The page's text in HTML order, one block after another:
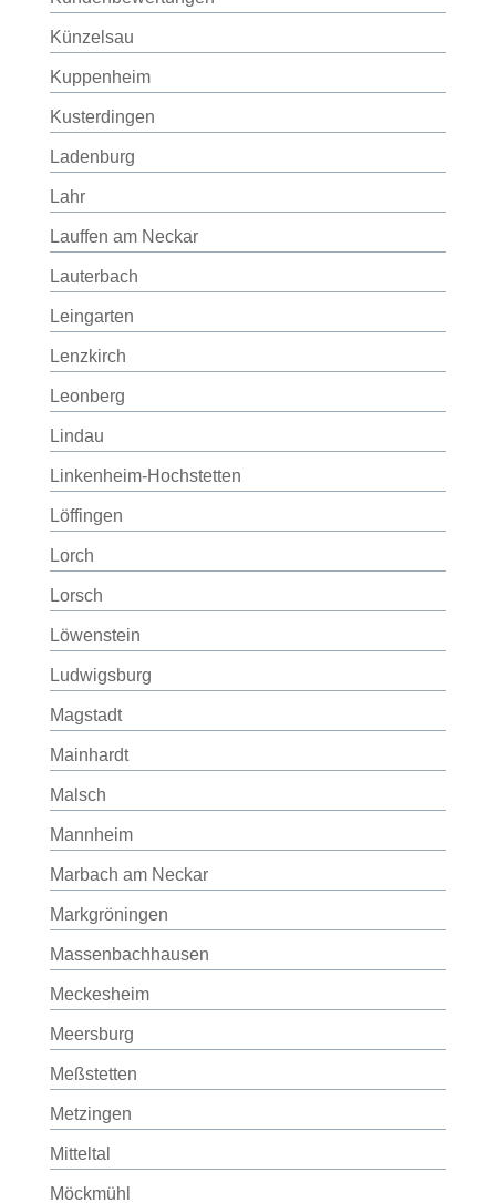
Künzelsau
Kuppenheim
Kusterdingen
Ladenburg
Lahr
Lauffen am Neckar
Lauterbach
Leingarten
Lenzkirch
Leonberg
Lindau
Linkenheim-Hochstetten
Löffingen
Lorch
Lorsch
Löwenstein
Ludwigsburg
Magstadt
Mainhardt
Malsch
Mannheim
Marbach am Neckar
Markgröningen
Massenbachhausen
Meckesheim
Meersburg
Meßstetten
Metzingen
Mitteltal
Möckmühl